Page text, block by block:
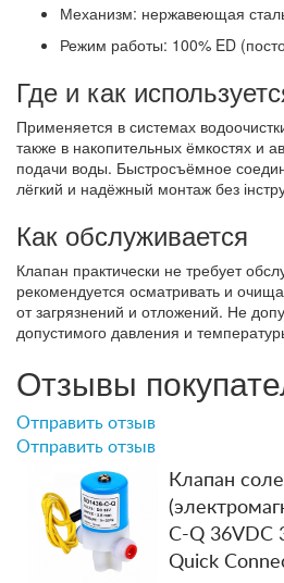
Механизм: нержавеющая
Режим работы: 100% ED
Где и как
Применяется в системах
также в накопительных ёмкостях и
подачи воды. Быстросъёмное
лёгкий и надёжный монтаж без
Как обслуживается
Клапан практически не требует
рекомендуется осматривать и
от загрязнений и отложений. Не
допустимого давления и
Отзывы
Отправить отзыв
Отправить отзыв
Клапан
C-Q 36VDC
Quick